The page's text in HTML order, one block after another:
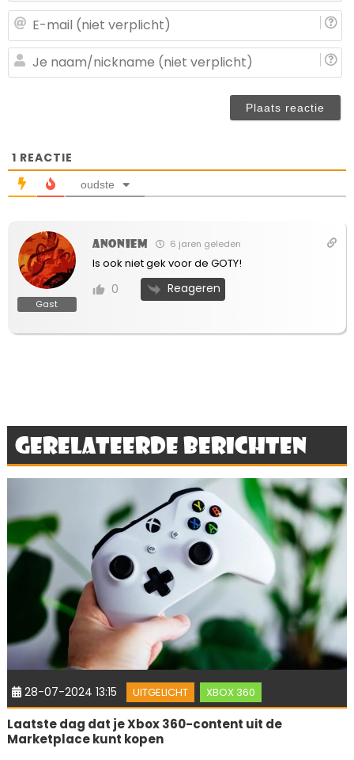
1 REACTIE
oudste
Gast
Anoniem 6 jaren geleden
Is ook niet gek voor de GOTY!
0 Reageren
Gerelateerde berichten
28-07-2024 13:15 UITGELICHT XBOX 360
Laatste dag dat je Xbox 360-content uit de
Marketplace kunt kopen